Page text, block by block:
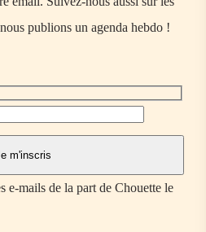
publions un agenda hebdo !
e-mails de la part de Chouette le